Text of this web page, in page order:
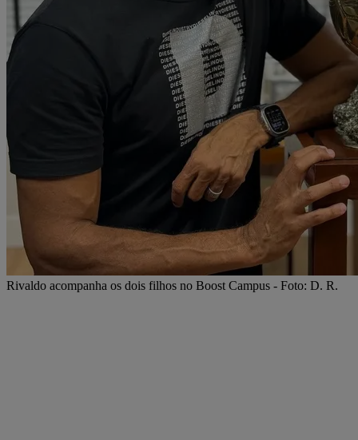
Rivaldo acompanha os dois filhos no Boost Campus - Foto: D. R.